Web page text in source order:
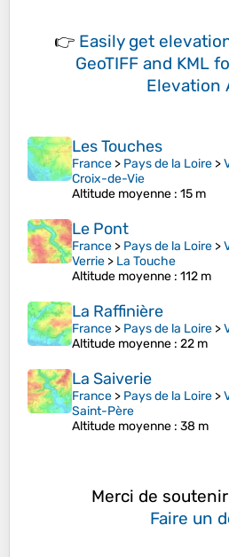
👉 Easily get
GeoTIFF and KML
Elevation
Les Touches
France > Pays de la Loire >
Croix-de-Vie
Altitude moyenne : 15 m
Le Pont
France > Pays de la Loire >
Verrie > La Touche
Altitude moyenne : 112 m
La Raffinière
France > Pays de la Loire >
Altitude moyenne : 22 m
La Saiverie
France > Pays de la Loire >
Saint-Père
Altitude moyenne : 38 m
Merci de
Faire un